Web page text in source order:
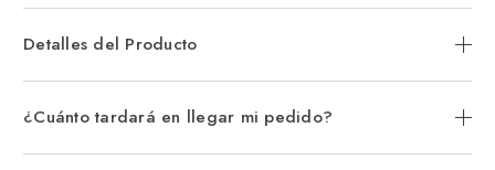
Detalles del Producto
¿Cuánto tardará en llegar mi pedido?